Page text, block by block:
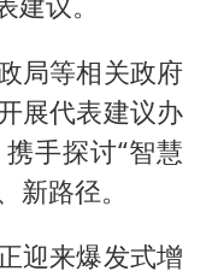
局等相关政府
展代表建议办
手探讨“智慧
新路径。
迎来爆发式增